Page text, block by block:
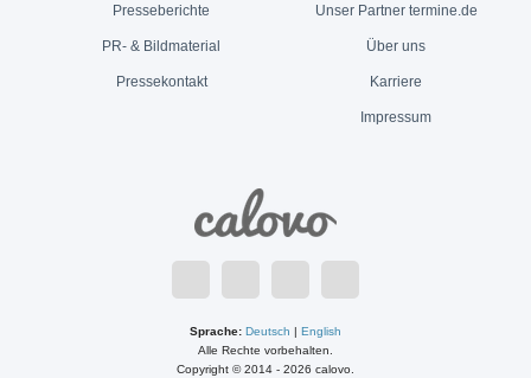
Presseberichte
PR- & Bildmaterial
Pressekontakt
Unser Partner termine.de
Über uns
Karriere
Impressum
Sprache: Deutsch | English
Alle Rechte vorbehalten.
Copyright © 2014 - 2026 calovo.